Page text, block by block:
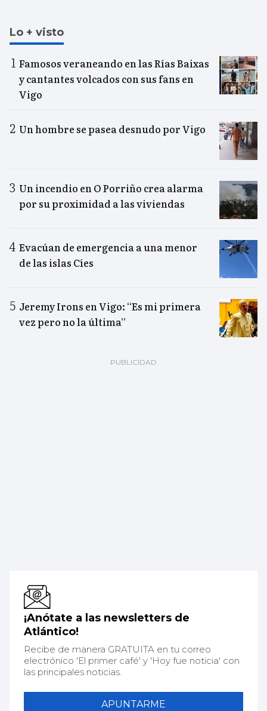
Lo + visto
Famosos veraneando en las Rías Baixas
y cantantes volcados con sus fans en
Vigo
Un hombre se pasea desnudo por Vigo
Un incendio en O Porriño crea alarma
por su proximidad a las viviendas
Evacúan de emergencia a una menor
de las islas Cíes
Jeremy Irons en Vigo: “Es mi primera
vez pero no la última”
¡Anótate a las newsletters de
Atlántico!
Recibe de manera GRATUITA en tu correo
electrónico 'El primer café' y 'Hoy fue noticia' con
las principales noticias.
APUNTARME